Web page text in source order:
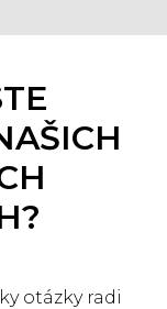
otázky radi